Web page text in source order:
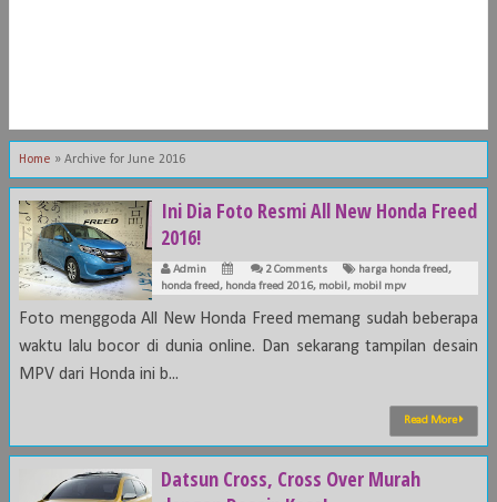
Home » Archive for June 2016
Ini Dia Foto Resmi All New Honda Freed
2016!
Admin 2 Comments harga honda freed ,
honda freed , honda freed 2016, mobil , mobil mpv
Foto menggoda All New Honda Freed memang sudah beberapa
waktu lalu bocor di dunia online. Dan sekarang tampilan desain
MPV dari Honda ini b...
Read More
Datsun Cross, Cross Over Murah